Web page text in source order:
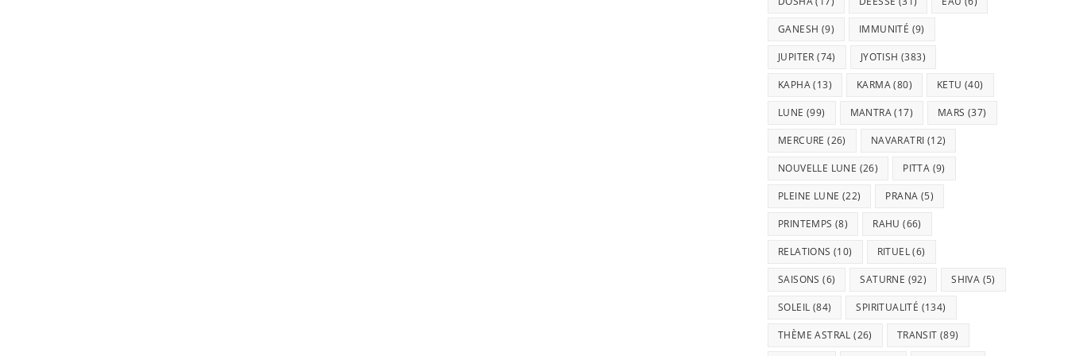
GANESH (9) IMMUNITÉ (9)
JUPITER (74) JYOTISH (383)
KAPHA(13) KARMA(80) KETU (40)
LUNE (99) MANTRA(17) MARS (37)
MERCURE (26) NAVARATRI (12)
NOUVELLE LUNE (26) PITTA (9)
PLEINE LUNE (22) PRANA (5)
PRINTEMPS (8) RAHU (66)
RELATIONS (10) RITUEL(6)
SAISONS (6) SATURNE (92) SHIVA (5)
SOLEIL (84) SPIRITUALITÉ (134)
THÈME ASTRAL (26) TRANSIT (89)